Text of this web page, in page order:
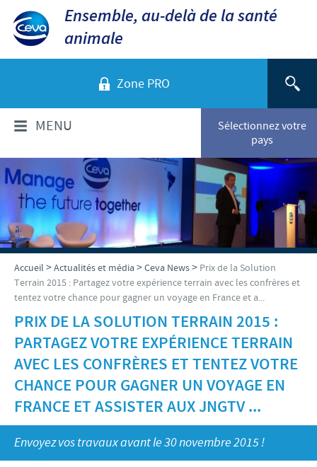
Ensemble, au-delà de la santé
animale
Zone PRO
Sélectionnez votre
pays
MENU
QUI SOMMES-NOUS?
Aperçu de la société
Ceva dans le monde
Ceva Santé Animale Tunisie
Production
Recherche et développement
Nos valeurs
Notre mission
Notre histoire
LE PROGRAMME ETHIQUE ET CONFORMITÉ DU
PRODUITS
Volailles
Ovins - Caprins
Bovins
Animaux de Compagnie
ACTUALITÉS ET MÉDIA
Ceva News
ACTUS
Nos vidéos
RESPONSABILITÉS
Importance de la responsabilité
Contributions
Programmes de soutien internationaux
Partenariats scientifiques
Partenariats professionnels
OFFRES D'EMPLOI
Offre d’emploi
Nos principaux métiers
Processus de recrutement
BLUE LINKS
S'inscrire
CONTACT
Accueil >Actualités et média>Ceva News> Prix de la Solution
Terrain 2015 : Partagez votre expérience terrain avec les confrères et
tentez votre chance pour gagner un voyage en France et a...
PRIX DE LA SOLUTION TERRAIN 2015 :
PARTAGEZ VOTRE EXPÉRIENCE TERRAIN
AVEC LES CONFRÈRES ET TENTEZ VOTRE
CHANCE POUR GAGNER UN VOYAGE EN
FRANCE ET ASSISTER AUX JNGTV ...
Envoyez vos travaux avant le 30 novembre 2015 !